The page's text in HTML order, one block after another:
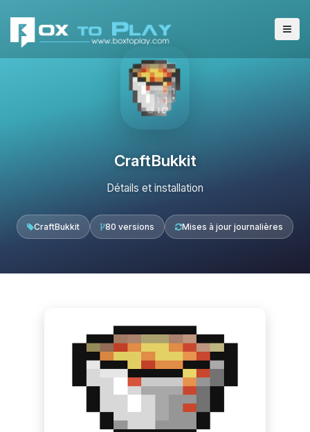
CraftBukkit
Détails et installation
CraftBukkit 80 versions Mises à jour journalières